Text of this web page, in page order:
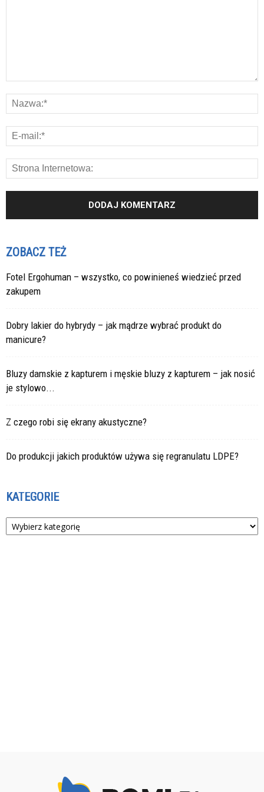
ZOBACZ TEŻ
Fotel Ergohuman – wszystko, co powinieneś wiedzieć przed
zakupem
Dobry lakier do hybrydy – jak mądrze wybrać produkt do
manicure?
Bluzy damskie z kapturem i męskie bluzy z kapturem – jak nosić
je stylowo...
Z czego robi się ekrany akustyczne?
Do produkcji jakich produktów używa się regranulatu LDPE?
KATEGORIE
Kategorie